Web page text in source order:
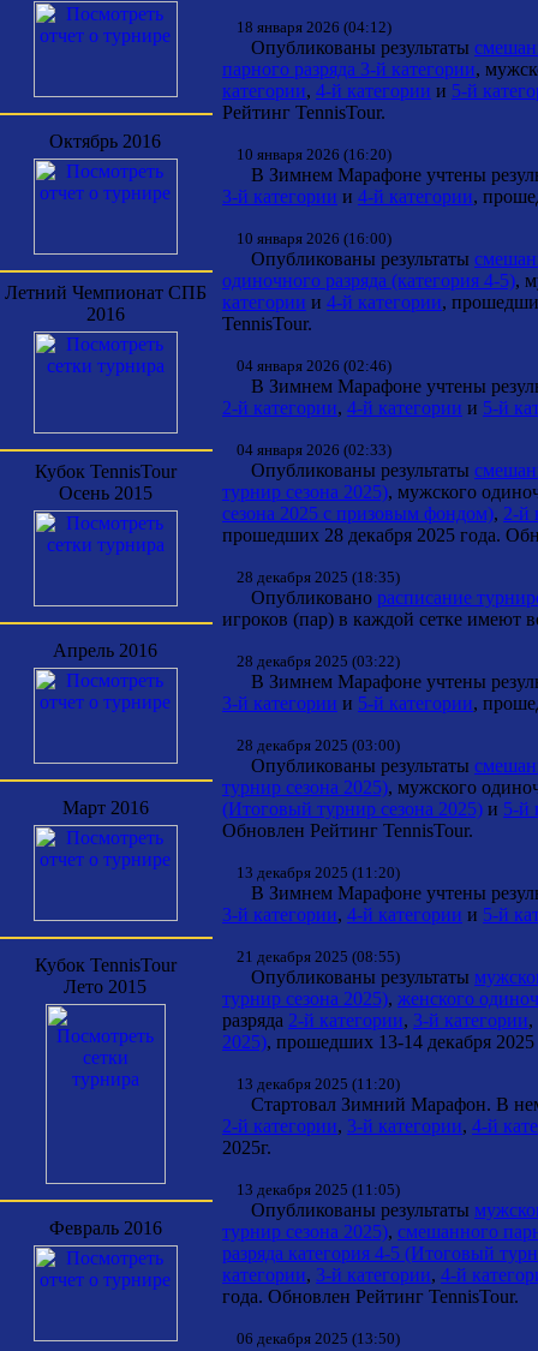
Октябрь 2016
Летний Чемпионат СПБ
2016
Кубок TennisTour
Осень 2015
Апрель 2016
Март 2016
Кубок TennisTour
Лето 2015
Февраль 2016
18 января 2026 (04:12)
Опубликованы результаты
парного разряда 3-й категории,
категории, 4-й категории и 5-й
Рейтинг TennisTour.
10 января 2026 (16:20)
В Зимнем Марафоне учтены
3-й категории и 4-й категории,
10 января 2026 (16:00)
Опубликованы результаты
одиночного разряда (категория 4-5),
категории и 4-й категории,
TennisTour.
04 января 2026 (02:46)
В Зимнем Марафоне учтены
2-й категории, 4-й категории и 5-й
04 января 2026 (02:33)
Опубликованы результаты
турнир сезона 2025), мужского
сезона 2025 с призовым фондом), 2-й
прошедших 28 декабря 2025 года.
28 декабря 2025 (18:35)
Опубликовано расписание
игроков (пар) в каждой сетке имеют
28 декабря 2025 (03:22)
В Зимнем Марафоне учтены
3-й категории и 5-й категории,
28 декабря 2025 (03:00)
Опубликованы результаты
турнир сезона 2025), мужского
(Итоговый турнир сезона 2025) и 5-й
Обновлен Рейтинг TennisTour.
13 декабря 2025 (11:20)
В Зимнем Марафоне учтены
3-й категории, 4-й категории и 5-й
21 декабря 2025 (08:55)
Опубликованы результаты
турнир сезона 2025), женского
разряда 2-й категории, 3-й категории,
2025), прошедших 13-14 декабря
13 декабря 2025 (11:20)
Стартовал Зимний Марафон. В нем
2-й категории, 3-й категории, 4-й
2025г.
13 декабря 2025 (11:05)
Опубликованы результаты
турнир сезона 2025), смешанного
разряда категория 4-5 (Итоговый
категории, 3-й категории, 4-й
года. Обновлен Рейтинг TennisTour.
06 декабря 2025 (13:50)